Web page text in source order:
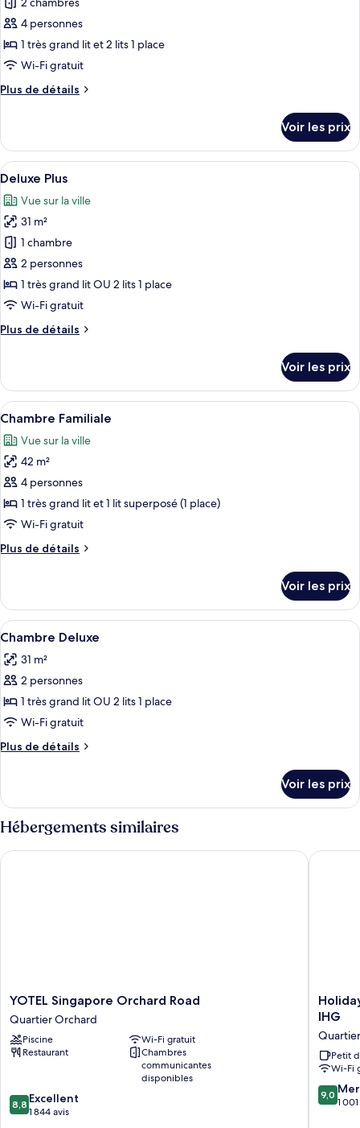
ce
type
de
chambre :
Suite
4 personnes
1 très grand lit et 2 lits 1 place
Wi-Fi gratuit
Plus de détails
Plus
le
type
de
Suite
Présidentielle
Voir les prix
Afficher
toutes
les
photos
pour
ce
type
de
chambre :
Deluxe
Une chambre d’hôtel avec un grand
4
Deluxe Plus
Vue sur la ville
31 m²
1 chambre
2 personnes
1 très grand lit OU 2 lits 1 place
Wi-Fi gratuit
Plus de détails
Plus
le
type
de
Deluxe
Plus
Voir les prix
Afficher
toutes
les
photos
pour
ce
type
chambre :
Une chambre d’hôtel comprenant
9
Chambre Familiale
Vue sur la ville
42 m²
4 personnes
1 très grand lit et 1 lit superposé (1 place)
Wi-Fi gratuit
Plus de détails
Plus
le
type
de
Chambre
Familiale
Voir les prix
Afficher
toutes
les
photos
pour
ce
type
de
Chambre
Deluxe
Une chambre d’hôtel avec un grand
6
Chambre Deluxe
31 m²
2 personnes
1 très grand lit OU 2 lits 1 place
Wi-Fi gratuit
Plus de détails
Plus
le
type
de
Chambre
Voir les prix
Hébergements similaires
YOTEL
Singapore
Orchard
Road
Quartier
YOTEL Singapore Orchard Road
Quartier Orchard
Piscine
Wi-Fi gratuit
Restaurant
Chambres
communicantes
disponibles
8.8
sur
8,8 Excellent
1 844 avis
YOTEL Singapore Orchard Road
Holiday
Inn
Orchard
Road
by
IHG
IHG
Petit
Wi-Fi
9.0
sur
9,0
1
Holiday